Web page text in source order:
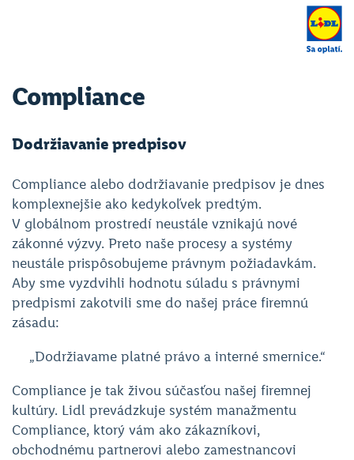
Compliance
Dodržiavanie predpisov
Compliance alebo dodržiavanie predpisov je dnes
komplexnejšie ako kedykoľvek predtým.
V globálnom prostredí neustále vznikajú nové
zákonné výzvy. Preto naše procesy a systémy
neustále prispôsobujeme právnym požiadavkám.
Aby sme vyzdvihli hodnotu súladu s právnymi
predpismi zakotvili sme do našej práce firemnú
zásadu:
„Dodržiavame platné právo a interné smernice.“
Compliance je tak živou súčasťou našej firemnej
kultúry. Lidl prevádzkuje systém manažmentu
Compliance, ktorý vám ako zákazníkovi,
obchodnému partnerovi alebo zamestnancovi